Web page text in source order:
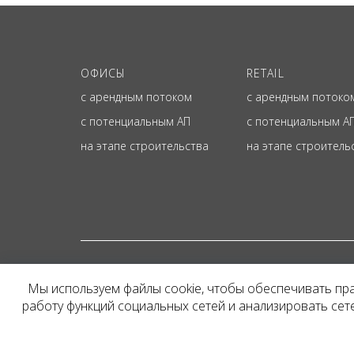
ОФИСЫ
с арендным потоком
с потенциальным АП
на этапе строительства
RETAIL
с арендным
с потенциальным
на этапе
Представленная на
и не является
Мы используем файлы cookie, чтобы обеспечивать
работу функций социальных сетей и анализировать